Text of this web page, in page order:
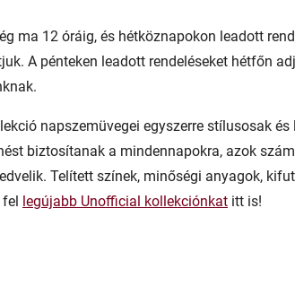
ma 12 óráig, és hétköznapokon leadott
A pénteken leadott rendeléseket hétfőn
napszemüvegei egyszerre stílusosak
biztosítanak a mindennapokra, azok
Telített színek, minőségi anyagok,
fel legújabb Unofficial kollekciónkat itt is!